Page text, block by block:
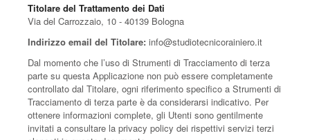
Titolare del Trattamento dei Dati
Via del Carrozzaio, 10 - 40139 Bologna
Indirizzo email del Titolare: info@studiotecnicorainiero.it
Dal momento che l’uso di Strumenti di Tracciamento di terza
parte su questa Applicazione non può essere completamente
controllato dal Titolare, ogni riferimento specifico a Strumenti di
Tracciamento di terza parte è da considerarsi indicativo. Per
ottenere informazioni complete, gli Utenti sono gentilmente
invitati a consultare la privacy policy dei rispettivi servizi terzi